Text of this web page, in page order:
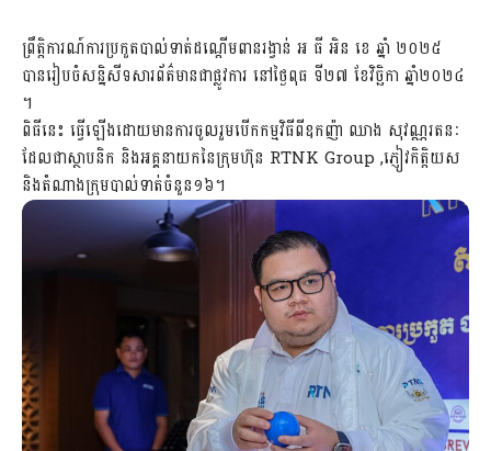
ព្រឹត្តិការណ៍ការប្រកួតបាល់ទាត់ដណ្តើមពានរង្វាន់ អ ធី អិន ខេ ឆ្នាំ ២០២៥
បានរៀបចំសន្និសីទសារព័ត៌មានជាផ្លូវការ នៅថ្ងៃពុធ ទី២៧ ខែវិច្ឆិកា ឆ្នាំ២០២៤
។
ពិធីនេះ ធ្វើឡើងដោយមានការចូលរួមបើកកម្មវិធីពីឧកញ៉ា ឈាង សុវណ្ណរតនៈ
ដែលជាស្ថាបនិក និងអគ្គនាយកនៃក្រុមហ៊ុន RTNK Group ,ភ្ញៀវកិត្តិយស
និងតំណាងក្រុមបាល់ទាត់ចំនួន១៦។